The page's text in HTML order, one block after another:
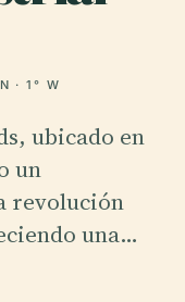
· 1° W
ubicado en
un
revolución
una…